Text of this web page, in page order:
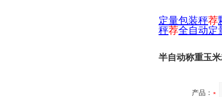
定量包装秤荐
秤荐全自动定
半自动称重玉
产品：